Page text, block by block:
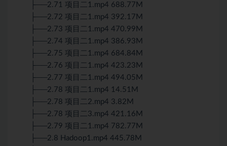
├──2.71 项目二1.mp4 688.77M
├──2.72 项目二1.mp4 392.17M
├──2.73 项目二1.mp4 470.99M
├──2.74 项目二1.mp4 386.93M
├──2.75 项目二1.mp4 684.84M
├──2.76 项目二1.mp4 423.23M
├──2.77 项目二1.mp4 494.05M
├──2.78 项目二1.mp4 14.51M
├──2.78 项目二2.mp4 3.82M
├──2.78 项目二3.mp4 421.16M
├──2.79 项目二1.mp4 782.77M
├──2.8 Hadoop1.mp4 445.78M